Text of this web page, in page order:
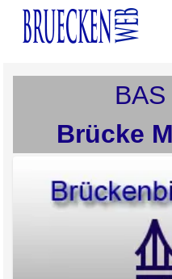
BAS
Brücke